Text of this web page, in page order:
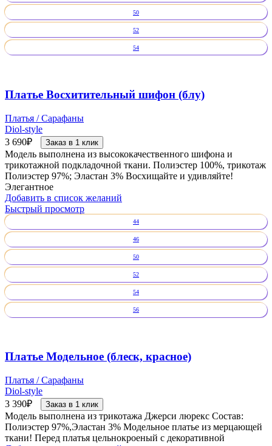
50
52
54
Платье Восхитительный шифон (блу)
Платья / Сарафаны
Diol-style
3 690₽ Заказ в 1 клик
Модель выполнена из высококачественного шифона и
трикотажной подкладочной ткани. Полиэстер 100%, трикотаж
Полиэстер 97%; Эластан 3% Восхищайте и удивляйте!
Элегантное
Добавить в список желаний
Быстрый просмотр
44
46
50
52
54
56
Платье Модельное (блеск, красное)
Платья / Сарафаны
Diol-style
3 390₽ Заказ в 1 клик
Модель выполнена из трикотажа Джерси люрекс Состав:
Полиэстер 97%,Эластан 3% Модельное платье из мерцающей
ткани! Перед платья цельнокроеный с декоративной